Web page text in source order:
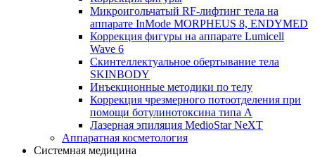
Микроигольчатый RF-лифтинг тела на
аппарате InMode MORPHEUS 8, ENDYMED
Коррекция фигуры на аппарате Lumicell
Wave 6
Скинтеллектуальное обертывание тела
SKINBODY
Инъекционные методики по телу
Коррекция чрезмерного потоотделения при
помощи ботулинотоксина типа А
Лазерная эпиляция MedioStar NeXT
Аппаратная косметология
Системная медицина